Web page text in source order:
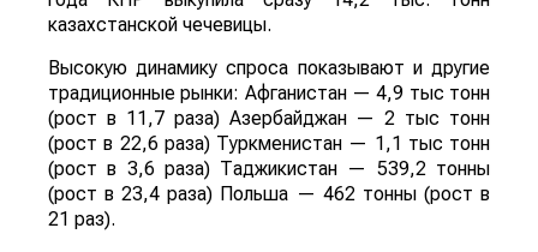
казахстанской чечевицы.
Высокую динамику спроса показывают и другие
традиционные рынки: Афганистан — 4,9 тыс тонн
(рост в 11,7 раза) Азербайджан — 2 тыс тонн
(рост в 22,6 раза) Туркменистан — 1,1 тыс тонн
(рост в 3,6 раза) Таджикистан — 539,2 тонны
(рост в 23,4 раза) Польша — 462 тонны (рост в
21 раз).